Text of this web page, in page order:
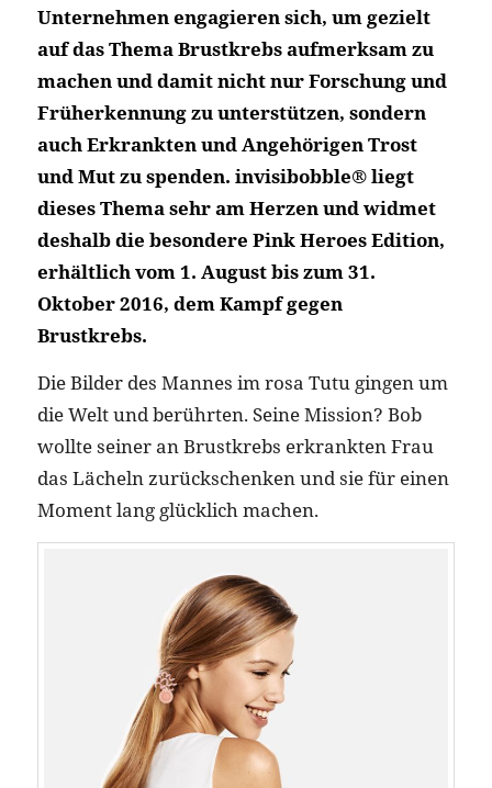
Unternehmen engagieren sich, um gezielt
auf das Thema Brustkrebs aufmerksam zu
machen und damit nicht nur Forschung und
Früherkennung zu unterstützen, sondern
auch Erkrankten und Angehörigen Trost
und Mut zu spenden. invisibobble® liegt
dieses Thema sehr am Herzen und widmet
deshalb die besondere Pink Heroes Edition,
erhältlich vom 1. August bis zum 31.
Oktober 2016, dem Kampf gegen
Brustkrebs.
Die Bilder des Mannes im rosa Tutu gingen um
die Welt und berührten. Seine Mission? Bob
wollte seiner an Brustkrebs erkrankten Frau
das Lächeln zurückschenken und sie für einen
Moment lang glücklich machen.